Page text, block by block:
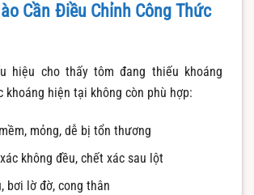
Cần Điều Chỉnh Công Thức
hiệu cho thấy tôm đang thiếu khoáng
khoáng hiện tại không còn phù hợp:
mỏng, dễ bị tổn thương
không đều, chết xác sau lột
bơi lờ đờ, cong thân